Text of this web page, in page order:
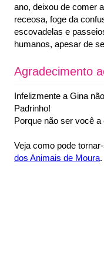
ano, deixou de comer
receosa, foge da
escovadelas e
humanos, apesar de
Agradecimento
Infelizmente a Gina
Padrinho!
Porque não ser você
Veja como pode
dos Animais de Moura.